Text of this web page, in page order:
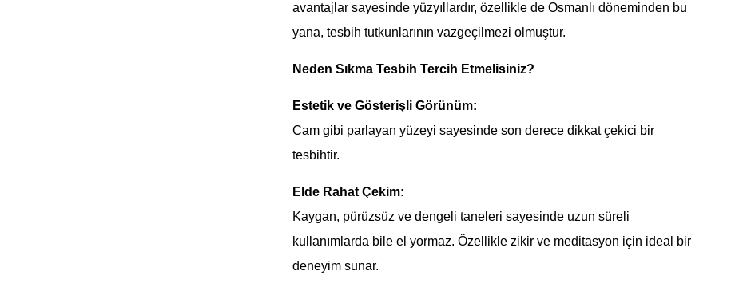
avantajlar sayesinde yüzyıllardır, özellikle de Osmanlı döneminden bu
yana, tesbih tutkunlarının vazgeçilmezi olmuştur.
Neden Sıkma Tesbih Tercih Etmelisiniz?
Estetik ve Gösterişli Görünüm:
Cam gibi parlayan yüzeyi sayesinde son derece dikkat çekici bir
tesbihtir.
Elde Rahat Çekim:
Kaygan, pürüzsüz ve dengeli taneleri sayesinde uzun süreli
kullanımlarda bile el yormaz. Özellikle zikir ve meditasyon için ideal bir
deneyim sunar.